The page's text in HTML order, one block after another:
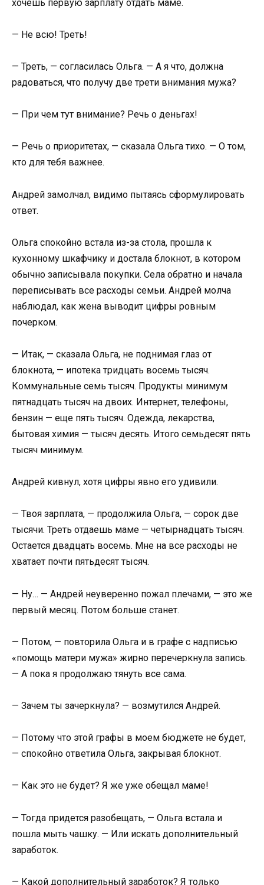
хочешь первую зарплату отдать маме.
— Не всю! Треть!
— Треть, — согласилась Ольга. — А я что, должна
радоваться, что получу две трети внимания мужа?
— При чем тут внимание? Речь о деньгах!
— Речь о приоритетах, — сказала Ольга тихо. — О том,
кто для тебя важнее.
Андрей замолчал, видимо пытаясь сформулировать
ответ.
Ольга спокойно встала из-за стола, прошла к
кухонному шкафчику и достала блокнот, в котором
обычно записывала покупки. Села обратно и начала
переписывать все расходы семьи. Андрей молча
наблюдал, как жена выводит цифры ровным
почерком.
— Итак, — сказала Ольга, не поднимая глаз от
блокнота, — ипотека тридцать восемь тысяч.
Коммунальные семь тысяч. Продукты минимум
пятнадцать тысяч на двоих. Интернет, телефоны,
бензин — еще пять тысяч. Одежда, лекарства,
бытовая химия — тысяч десять. Итого семьдесят пять
тысяч минимум.
Андрей кивнул, хотя цифры явно его удивили.
— Твоя зарплата, — продолжила Ольга, — сорок две
тысячи. Треть отдаешь маме — четырнадцать тысяч.
Остается двадцать восемь. Мне на все расходы не
хватает почти пятьдесят тысяч.
— Ну… — Андрей неуверенно пожал плечами, — это же
первый месяц. Потом больше станет.
— Потом, — повторила Ольга и в графе с надписью
«помощь матери мужа» жирно перечеркнула запись.
— А пока я продолжаю тянуть все сама.
— Зачем ты зачеркнула? — возмутился Андрей.
— Потому что этой графы в моем бюджете не будет,
— спокойно ответила Ольга, закрывая блокнот.
— Как это не будет? Я же уже обещал маме!
— Тогда придется разобещать, — Ольга встала и
пошла мыть чашку. — Или искать дополнительный
заработок.
— Какой дополнительный заработок? Я только